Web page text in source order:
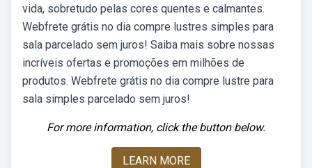
vida, sobretudo pelas cores quentes e calmantes.
Webfrete grátis no dia compre lustres simples para
sala parcelado sem juros! Saiba mais sobre nossas
incríveis ofertas e promoções em milhões de
produtos. Webfrete grátis no dia compre lustre para
sala simples parcelado sem juros!
For more information, click the button below.
LEARN MORE